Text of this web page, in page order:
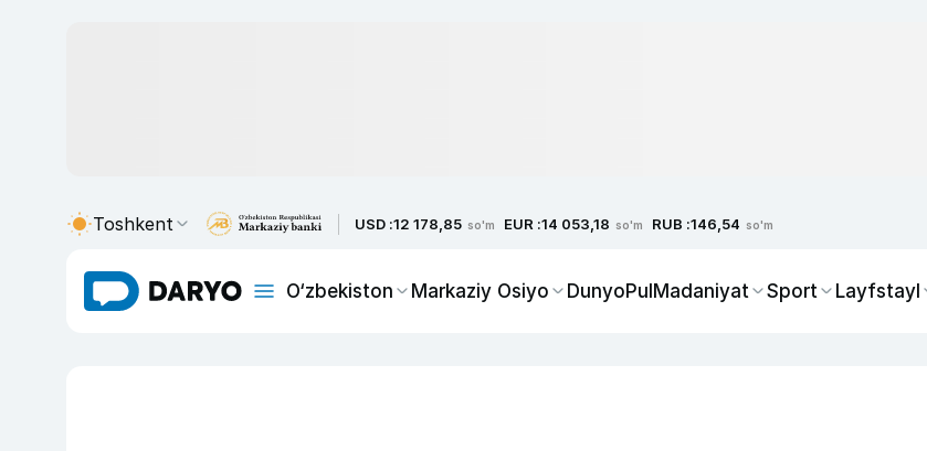
Toshkent USD :12 178,85 so'm EUR :14 053,18 so'm RUB :146,54 so'm
O‘zbekiston Markaziy Osiyo DunyoPulMadaniyat Sport Layfstayl